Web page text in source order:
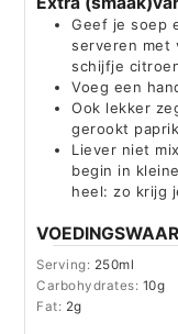
Geef je soep
serveren met
schijfje
Voeg een
Ook lekker
gerookt
Liever niet
begin in
heel: zo krijg
Serving: 250ml
Carbohydrates: 10g
Fat: 2g